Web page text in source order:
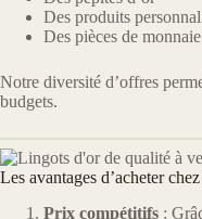
Des produits
Des pièces de
Notre diversité d’offres
budgets.
Les avantages d’acheter
Prix compétitifs :